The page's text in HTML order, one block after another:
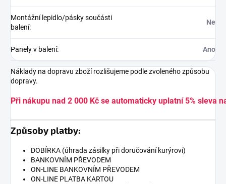
Montážní lepidlo/pásky součásti
balení:
Ne
Panely v balení: Ano
Náklady na dopravu zboží rozlišujeme podle zvoleného způsobu
dopravy.
Při nákupu nad 2 000 Kč se automaticky uplatní 5% sleva
Způsoby platby:
DOBÍRKA (úhrada zásilky při doručování kurýrovi)
BANKOVNÍM PŘEVODEM
ON-LINE BANKOVNÍM PŘEVODEM
ON-LINE PLATBA KARTOU